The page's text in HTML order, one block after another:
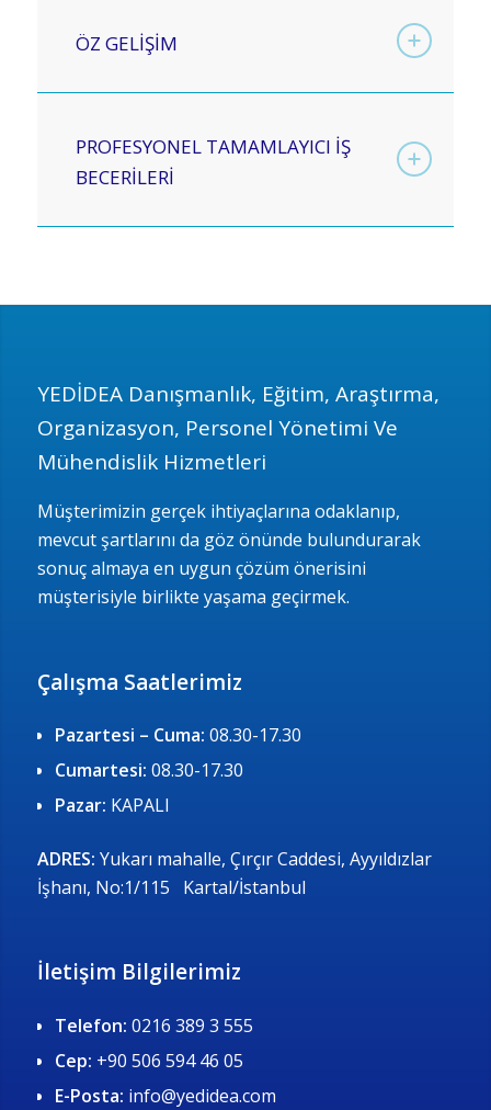
ÖZ GELİŞİM
PROFESYONEL TAMAMLAYICI İŞ
BECERİLERİ
YEDİDEA Danışmanlık, Eğitim, Araştırma,
Organizasyon, Personel Yönetimi Ve
Mühendislik Hizmetleri
Müşterimizin gerçek ihtiyaçlarına odaklanıp,
mevcut şartlarını da göz önünde bulundurarak
sonuç almaya en uygun çözüm önerisini
müşterisiyle birlikte yaşama geçirmek.
Çalışma Saatlerimiz
Pazartesi – Cuma: 08.30-17.30
Cumartesi: 08.30-17.30
Pazar: KAPALI
ADRES: Yukarı mahalle, Çırçır Caddesi, Ayyıldızlar
İşhanı, No:1/115 Kartal/İstanbul
İletişim Bilgilerimiz
Telefon: 0216 389 3 555
Cep: +90 506 594 46 05
E-Posta: info@yedidea.com